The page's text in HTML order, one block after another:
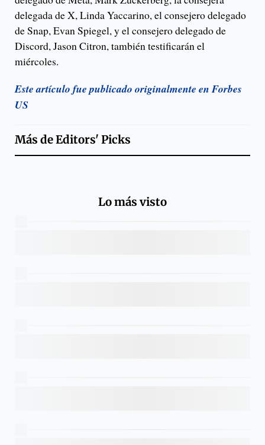
delegada de X, Linda Yaccarino, el consejero delegado
de Snap, Evan Spiegel, y el consejero delegado de
Discord, Jason Citron, también testificarán el
miércoles.
Este artículo fue publicado originalmente en Forbes
US
Más deEditors' Picks
Lo más visto